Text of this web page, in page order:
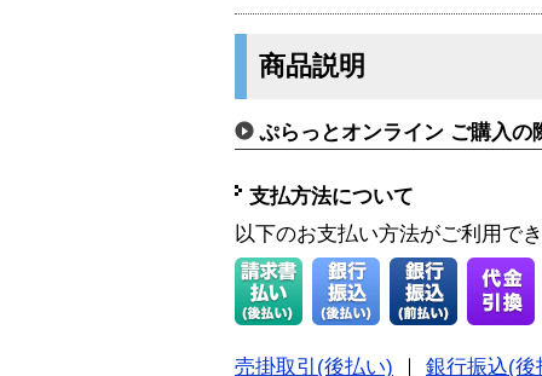
商品説明
ぷらっとオンライン ご購入の
支払方法について
以下のお支払い方法がご利用で
売掛取引(後払い)
銀行振込(後